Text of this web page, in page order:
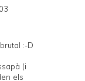
:-D
(i
els